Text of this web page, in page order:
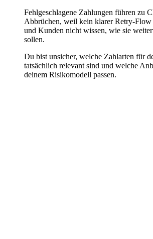
Fehlgeschlagene Zahlungen führen zu
Abbrüchen, weil kein klarer Retry-Flow
und Kunden nicht wissen, wie sie
sollen.
Du bist unsicher, welche Zahlarten für
tatsächlich relevant sind und welche
deinem Risikomodell passen.